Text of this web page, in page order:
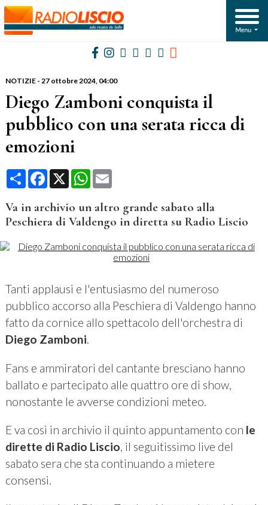
NOTIZIE- 27 ottobre 2024, 04:00
Diego Zamboni conquista il
pubblico con una serata ricca di
emozioni
CondividiFacebook
X WhatsApp
Email
Va in archivio un altro grande sabato alla
Peschiera di Valdengo in diretta su Radio Liscio
Tanti applausi e l'entusiasmo del numeroso
pubblico accorso alla Peschiera di Valdengo hanno
fatto da cornice allo spettacolo dell'orchestra di
Diego Zamboni.
Fans e ammiratori del cantante bresciano hanno
ballato e partecipato alle quattro ore di show,
nonostante le avverse condizioni meteo.
E va così in archivio il quinto appuntamento con le
dirette di Radio Liscio, il seguitissimo live del
sabato sera che sta continuando a mietere
consensi.